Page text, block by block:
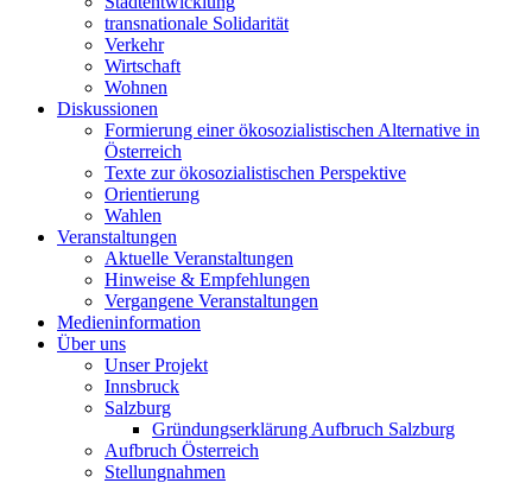
transnationale Solidarität
Verkehr
Wirtschaft
Wohnen
Diskussionen
Formierung einer ökosozialistischen Alternative in
Österreich
Texte zur ökosozialistischen Perspektive
Orientierung
Wahlen
Veranstaltungen
Aktuelle Veranstaltungen
Hinweise & Empfehlungen
Vergangene Veranstaltungen
Medieninformation
Über uns
Unser Projekt
Innsbruck
Salzburg
Gründungserklärung Aufbruch Salzburg
Aufbruch Österreich
Stellungnahmen